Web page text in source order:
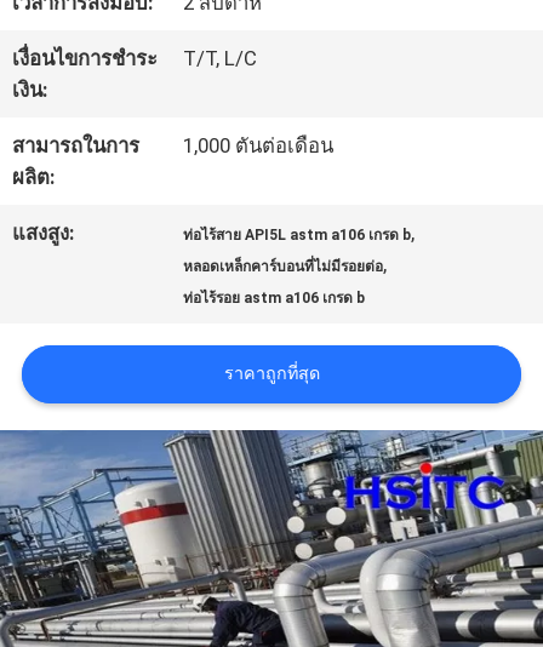
คุณภาพ
ติดต่อ
เรา
ขอคํา
อ้างอิง
แผนผัง
เว็บไซต์
เงื่อนไขการชำระ
เงิน:
T/T, L/C
สามารถในการ
ผลิต:
1,000 ตันต่อเดือน
แสงสูง: ท่อไร้สาย API5L astm a106 เกรด b,
หลอดเหล็กคาร์บอนที่ไม่มีรอยต่อ,
ท่อไร้รอย astm a106 เกรด b
ราคาถูกที่สุด